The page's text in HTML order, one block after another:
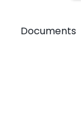
Documents